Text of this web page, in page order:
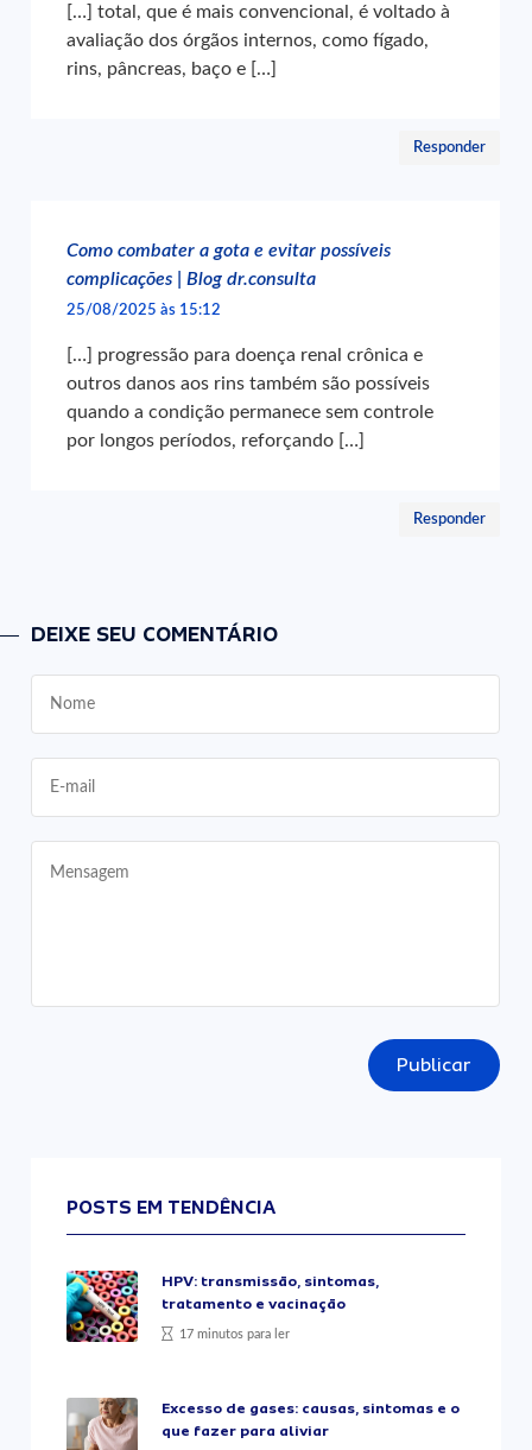
[…] total, que é mais convencional, é voltado à
avaliação dos órgãos internos, como fígado,
rins, pâncreas, baço e […]
Responder
Como combater a gota e evitar possíveis
complicações | Blog dr.consulta
25/08/2025 às 15:12
[…] progressão para doença renal crônica e
outros danos aos rins também são possíveis
quando a condição permanece sem controle
por longos períodos, reforçando […]
Responder
DEIXE SEU COMENTÁRIO
Publicar
POSTS EM TENDÊNCIA
HPV: transmissão, sintomas,
tratamento e vacinação
17 minutos para ler
Excesso de gases: causas, sintomas e o
que fazer para aliviar